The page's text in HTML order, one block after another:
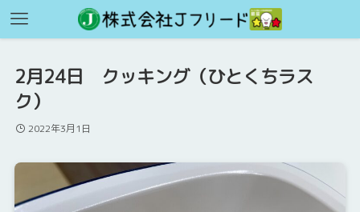
2月24日 クッキング（ひとくちラス
ク）
2022年3月1日